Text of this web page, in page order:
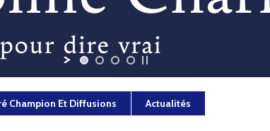
Champion Et Diffusions Actualités